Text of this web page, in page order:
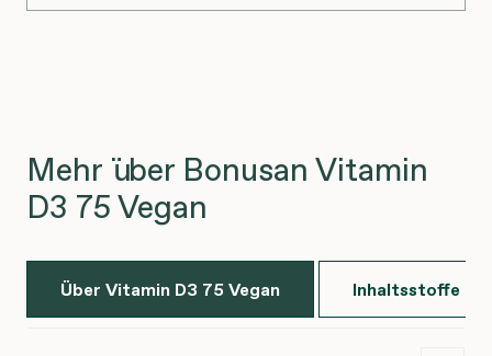
Mehr über Bonusan Vitamin
D3 75 Vegan
Über Vitamin D3 75 Vegan Inhaltsstoffe